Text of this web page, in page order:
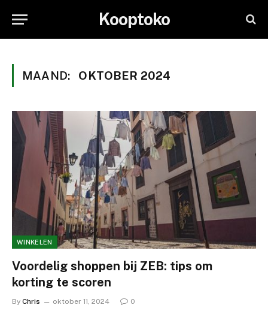
Kooptoko
MAAND: OKTOBER 2024
WINKELEN
Voordelig shoppen bij ZEB: tips om
korting te scoren
By Chris oktober 11, 2024 0